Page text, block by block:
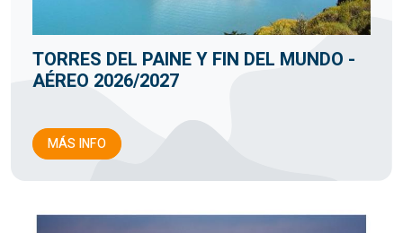
TORRES DEL PAINE Y FIN DEL MUNDO -
AÉREO 2026/2027
MÁS INFO